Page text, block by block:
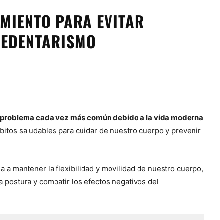
PARA EVITAR
cada vez más común debido a la vida moderna
saludables para cuidar de nuestro cuerpo y prevenir
a mantener la flexibilidad y movilidad de nuestro cuerpo,
y combatir los efectos negativos del